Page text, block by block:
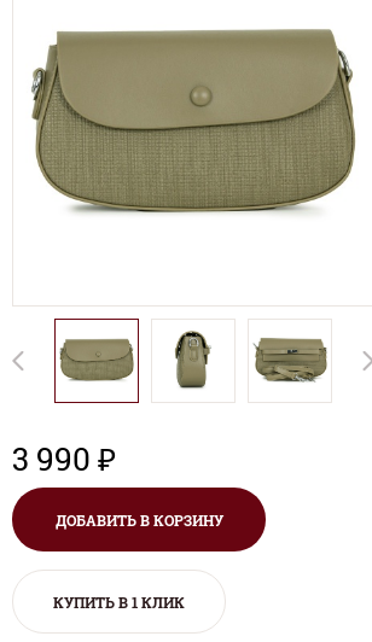
3 990 ₽
ДОБАВИТЬ В КОРЗИНУ
КУПИТЬ В 1 КЛИК